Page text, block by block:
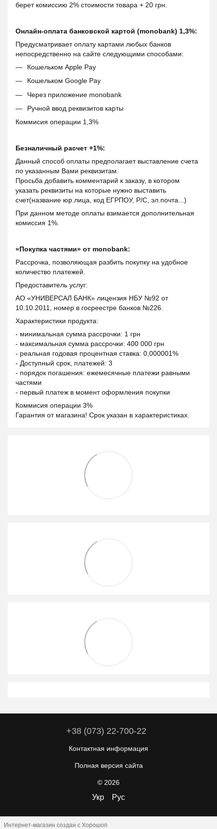
берет комиссию 2% стоимости товара + 20 грн.
Онлайн-оплата банковской картой (monobank) 1,3%:
Предусматривает оплату картами любых банков
непосредственно на сайте следующими способами:
Кошельком Apple Pay
Кошельком Google Pay
Через приложение monobank
Ручной ввод реквизитов карты
Коммисия операции 1,3%
Безналичный расчет +1%:
Данный способ оплаты предполагает выставление счета
по указанным Вами реквизитам.
Просьба добавить комментарий к заказу, в котором
указать реквизиты на которые нужно выставить
счет(название юр.лица, код ЕГРПОУ, Р/С, эл.почта...)
При данном методе оплаты взимается дополнительная
комиссия 1%.
«Покупка частями» от monobank:
Рассрочка, позволяющая разбить покупку на удобное
количество платежей.
Предоставитель услуг:
АО «УНИВЕРСАЛ БАНК» лицензия НБУ №92 от
10.10.2011, номер в госреестре банков №226.
Характеристики продукта:
- минимальная сумма рассрочки: 1 грн
- максимальная сумма рассрочки: 400 000 грн
- реальная годовая процентная ставка: 0,000001%
- Доступный срок, платежей: 3
- порядок погашения: ежемесячные платежи равными
частями
- первый платеж в момент оформления покупки
Коммисия операции 3%
Гарантия от магазина! Срок указан в характеристиках.
+38 (073) 22-700-22
Контактная информация
Полная версия сайта
© 2026
Укр Рус
Интернет-магазин создан с Хорошоп